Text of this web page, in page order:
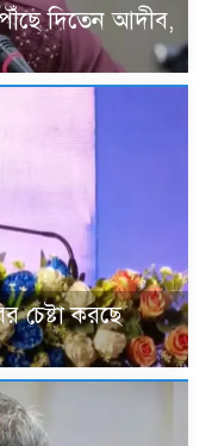
দিতেন আদীব,
চেষ্টা করছে